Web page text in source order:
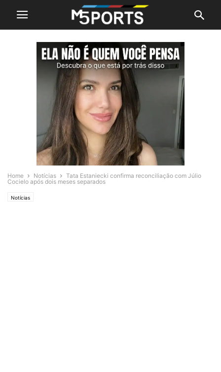
Home Notícias
Tata Estaniecki confirma reconciliação com Júlio
Cocielo após dois meses separados
Notícias